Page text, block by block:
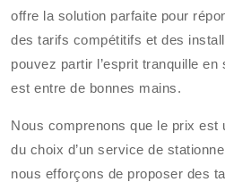
offre la solution parfaite pour
des tarifs compétitifs et des
pouvez partir l’esprit tranquille
est entre de bonnes mains.
Nous comprenons que le prix est
du choix d’un service de
nous efforçons de proposer des